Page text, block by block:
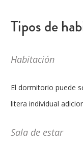
Tipos de
Habitación
El dormitorio puede
litera individual
Sala de estar